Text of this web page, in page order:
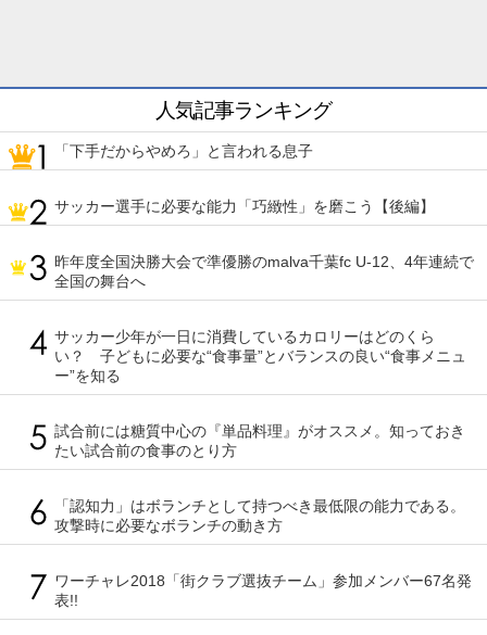
人気記事ランキング
「下手だからやめろ」と言われる息子
サッカー選手に必要な能力「巧緻性」を磨こう【後編】
昨年度全国決勝大会で準優勝のmalva千葉fc U-12、4年連続で
全国の舞台へ
サッカー少年が一日に消費しているカロリーはどのくら
い？ 子どもに必要な“食事量”とバランスの良い“食事メニュ
ー”を知る
試合前には糖質中心の『単品料理』がオススメ。知っておき
たい試合前の食事のとり方
「認知力」はボランチとして持つべき最低限の能力である。
攻撃時に必要なボランチの動き方
ワーチャレ2018「街クラブ選抜チーム」参加メンバー67名発
表!!